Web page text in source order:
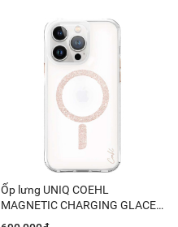
Ốp lưng UNIQ COEHL
MAGNETIC CHARGING GLACE
IPHONE 15 PRO (2023) 6.1'' -